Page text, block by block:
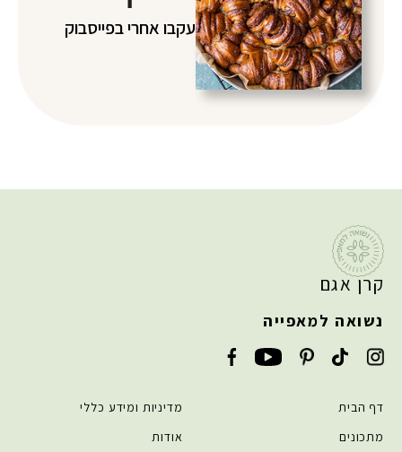
עקבו אחריבפייסבוק
קרן אגם
נשואה למאפייה
דף הבית
מתכונים
מדיניות ומידע כללי
אודות